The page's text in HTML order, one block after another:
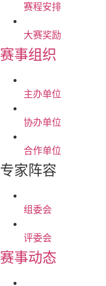
赛程安排
大赛奖励
赛事组织
主办单位
协办单位
合作单位
专家阵容
组委会
评委会
赛事动态